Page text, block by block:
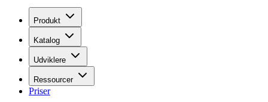
Produkt
Katalog
Udviklere
Ressourcer
Priser